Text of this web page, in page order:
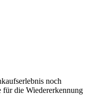
noch
für die Wiedererkennung